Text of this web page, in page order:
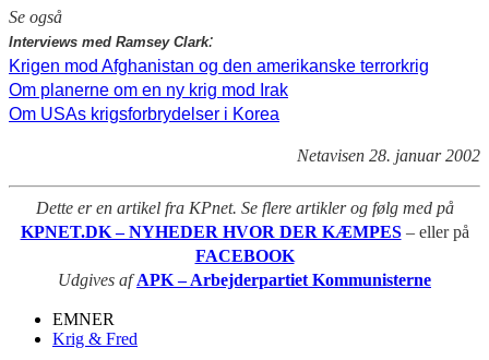
Se også
Interviews med Ramsey Clark:
Krigen mod Afghanistan og den amerikanske terrorkrig
Om planerne om en ny krig mod Irak
Om USAs krigsforbrydelser i Korea
Netavisen 28. januar 2002
Dette er en artikel fra KPnet. Se flere artikler og følg med på
KPNET.DK – NYHEDER HVOR DER KÆMPES – eller på
FACEBOOK
Udgives afAPK – Arbejderpartiet Kommunisterne
EMNER
Krig & Fred